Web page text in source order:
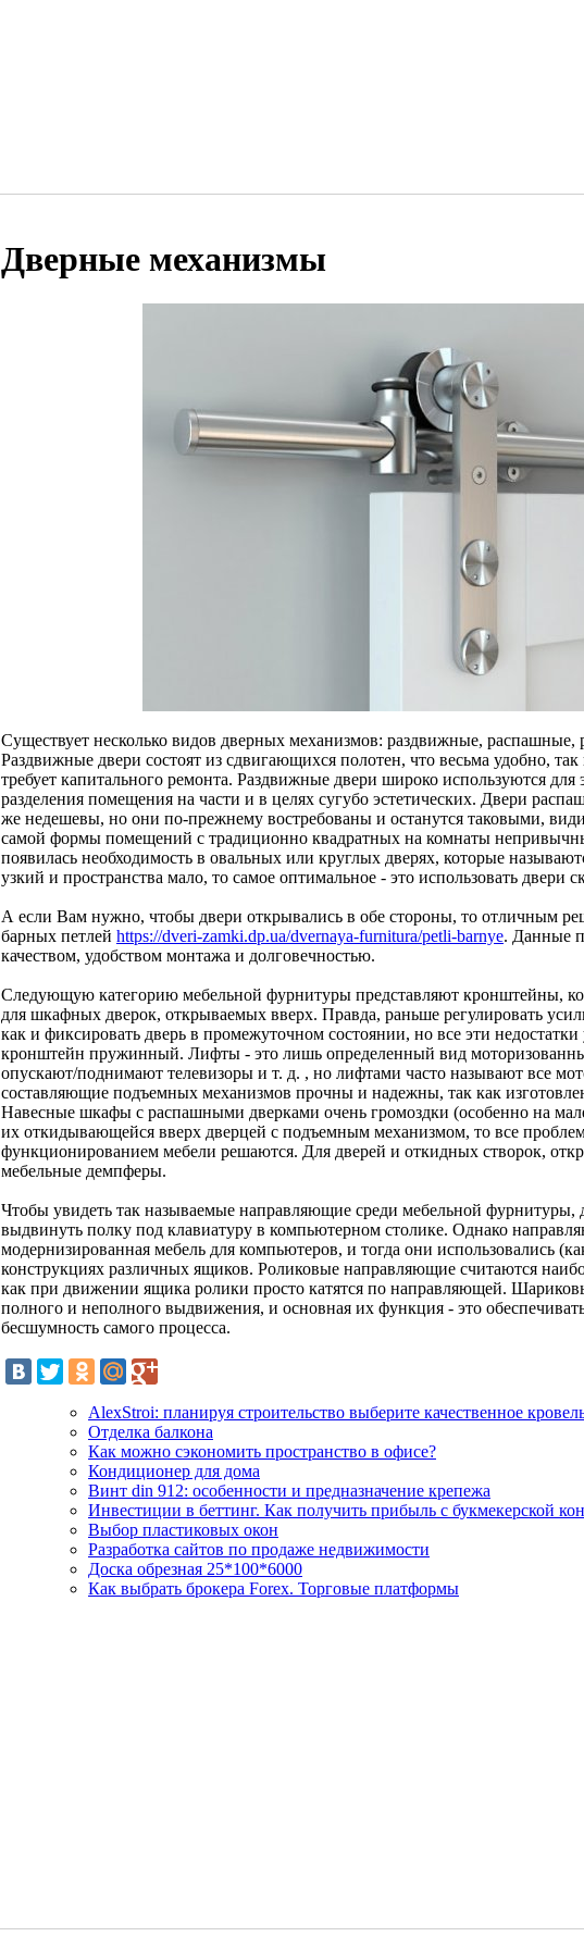
Дверные механизмы
Существует несколько видов дверных механизмов: раздвижные, распашные,
Раздвижные двери состоят из сдвигающихся полотен, что весьма удобно, так
требует капитального ремонта. Раздвижные двери широко используются для
разделения помещения на части и в целях сугубо эстетических. Двери
же недешевы, но они по-прежнему востребованы и останутся таковыми,
самой формы помещений с традиционно квадратных на комнаты
появилась необходимость в овальных или круглых дверях, которые
узкий и пространства мало, то самое оптимальное - это использовать двери
А если Вам нужно, чтобы двери открывались в обе стороны, то отличным
барных петлей https://dveri-zamki.dp.ua/dvernaya-furnitura/petli-barnye. Данные
качеством, удобством монтажа и долговечностью.
Следующую категорию мебельной фурнитуры представляют кронштейны,
для шкафных дверок, открываемых вверх. Правда, раньше регулировать
как и фиксировать дверь в промежуточном состоянии, но все эти
кронштейн пружинный. Лифты - это лишь определенный вид
опускают/поднимают телевизоры и т. д. , но лифтами часто называют все
составляющие подъемных механизмов прочны и надежны, так как
Навесные шкафы с распашными дверками очень громоздки (особенно на
их откидывающейся вверх дверцей с подъемным механизмом, то все
функционированием мебели решаются. Для дверей и откидных створок,
мебельные демпферы.
Чтобы увидеть так называемые направляющие среди мебельной фурнитуры,
выдвинуть полку под клавиатуру в компьютерном столике. Однако
модернизированная мебель для компьютеров, и тогда они использовались
конструкциях различных ящиков. Роликовые направляющие считаются
как при движении ящика ролики просто катятся по направляющей.
полного и неполного выдвижения, и основная их функция - это
бесшумность самого процесса.
AlexStroi: планируя строительство выберите качественное
Отделка балкона
Как можно сэкономить пространство в офисе?
Кондиционер для дома
Винт din 912: особенности и предназначение крепежа
Инвестиции в беттинг. Как получить прибыль с букмекерской
Выбор пластиковых окон
Разработка сайтов по продаже недвижимости
Доска обрезная 25*100*6000
Как выбрать брокера Forex. Торговые платформы